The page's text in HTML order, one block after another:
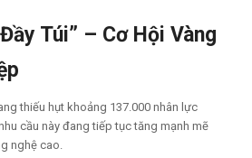
Túi” – Cơ Hội Vàng
thiếu hụt khoảng 137.000 nhân lực
cầu này đang tiếp tục tăng mạnh mẽ
nghệ cao.